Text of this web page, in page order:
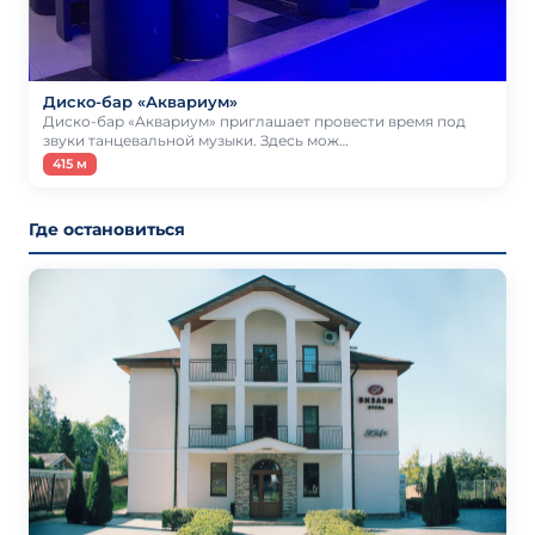
Диско-бар «Аквариум»
Диско-бар «Аквариум» приглашает провести время под
звуки танцевальной музыки. Здесь мож…
415 м
Где остановиться